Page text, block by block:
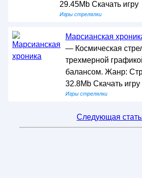
29.45Mb Скачать игру
Игры стрелялки
Марсианская
— Космическая
трехмерной
балансом. Жанр:
32.8Mb Скачать игру
Игры стрелялки
Следующая